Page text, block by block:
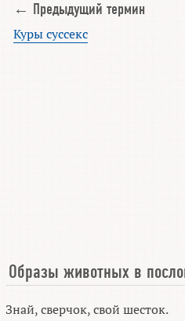
← Предыдущий термин
Куры суссекс
Образы животных в
Знай, сверчок, свой шесток.